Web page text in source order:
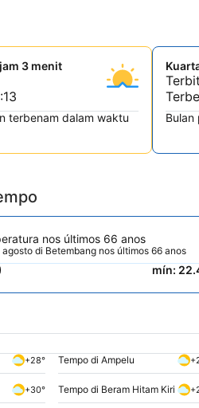
3 menit
terbenam dalam waktu
nos últimos 66 anos
di Betembang nos últimos 66 anos
mín:
+28° Tempo di Ampelu
+30° Tempo di Beram Hitam Kiri